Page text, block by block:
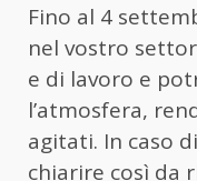
Fino al 4
nel vostro
e di lavoro e
l’atmosfera,
agitati. In caso
chiarire così da